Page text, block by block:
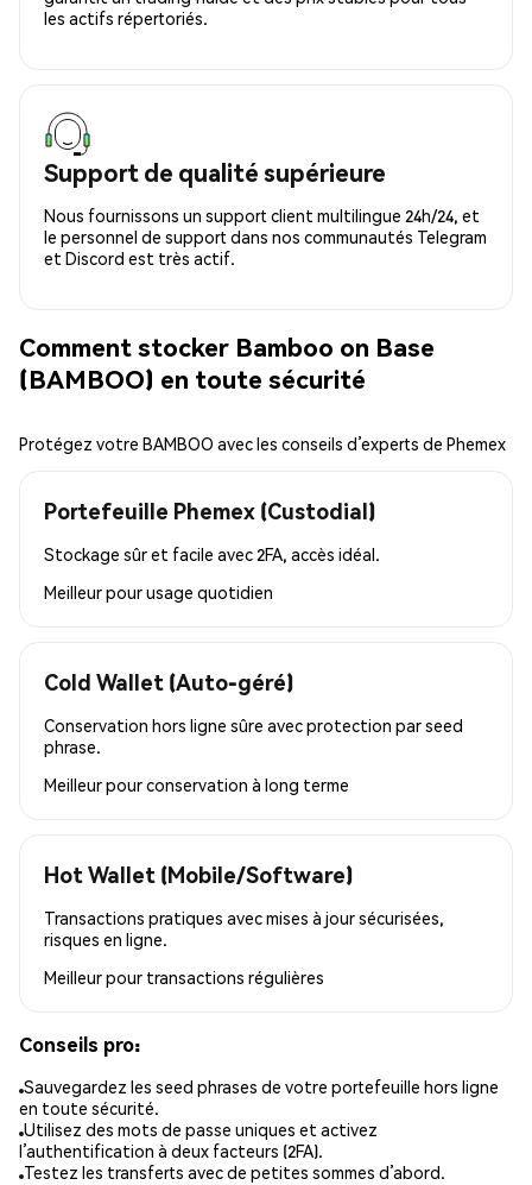
les actifs répertoriés.
Support de qualité supérieure
Nous fournissons un support client multilingue 24h/24, et
le personnel de support dans nos communautés Telegram
et Discord est très actif.
Comment stocker Bamboo on Base
(BAMBOO) en toute sécurité
Protégez votre BAMBOO avec les conseils d’experts de Phemex
Portefeuille Phemex (Custodial)
Stockage sûr et facile avec 2FA, accès idéal.
Meilleur pourusage quotidien
Cold Wallet (Auto-géré)
Conservation hors ligne sûre avec protection par seed
phrase.
Meilleur pourconservation à long terme
Hot Wallet (Mobile/Software)
Transactions pratiques avec mises à jour sécurisées,
risques en ligne.
Meilleur pour transactions régulières
Conseils pro:
Sauvegardez les seed phrases de votre portefeuille hors ligne
en toute sécurité.
Utilisez des mots de passe uniques et activez
l’authentification à deux facteurs (2FA).
Testez les transferts avec de petites sommes d’abord.